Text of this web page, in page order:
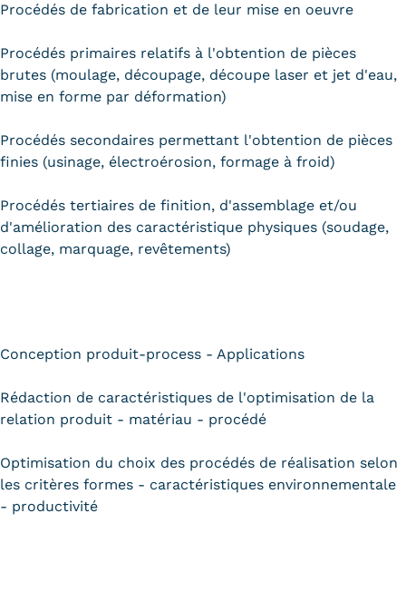
Modalités d'enseignement
Formation en présentiel
Alternance
Enseignement à distance
Validation des Acquis de
l'Expérience (VAE)
Validation des études
professionnels et personnels
(VAPP)
Infos pratiques
Discrimination/égalité/mixité
Handi'Cnam
Procédés de fabrication et de leur mise en oeuvre
Procédés primaires relatifs à l'obtention de pièces
brutes (moulage, découpage, découpe laser et jet d'eau,
mise en forme par déformation)
Procédés secondaires permettant l'obtention de pièces
finies (usinage, électroérosion, formage à froid)
Procédés tertiaires de finition, d'assemblage et/ou
d'amélioration des caractéristique physiques (soudage,
collage, marquage, revêtements)
Conception produit-process - Applications
Rédaction de caractéristiques de l'optimisation de la
relation produit - matériau - procédé
Optimisation du choix des procédés de réalisation selon
les critères formes - caractéristiques environnementale
- productivité